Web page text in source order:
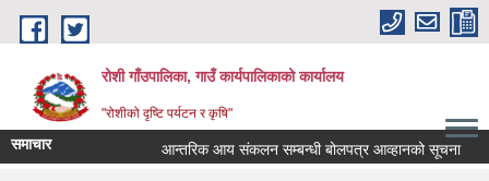
Skip to main content
रोशी गाँउपालिका, गाउँ कार्यपालिकाको कार्यालय
"रोशीको दृष्टि पर्यटन र कृषि"
समाचार आन्तरिक आय संकलन सम्बन्धी बोलपत्र आव्हानको सूचना